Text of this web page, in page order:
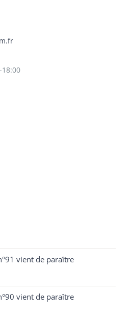
vient de paraître
vient de paraître